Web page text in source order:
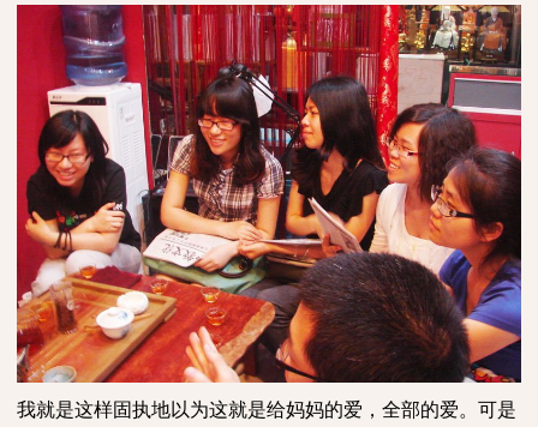
我就是这样固执地以为这就是给妈妈的爱，全部的爱。可是